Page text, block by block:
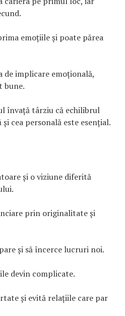
emoțiile și poate părea
implicare emoțională,
bune.
învață târziu că echilibrul
cea personală este esențial.
și o viziune diferită
prin originalitate și
și să încerce lucruri noi.
devin complicate.
și evită relațiile care par